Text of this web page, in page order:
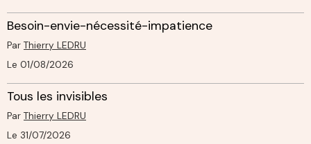
Besoin-envie-nécessité-impatience
Par Thierry LEDRU
Le 01/08/2026
Tous les invisibles
Par Thierry LEDRU
Le 31/07/2026